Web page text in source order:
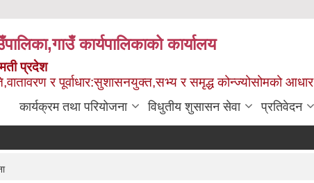
कार्यपालिकाको कार्यालय
प्रदेश
र पूर्वाधार:सुशासनयुक्त,सभ्य र समृद्ध कोन्ज्योसोमको आधार
कार्यक्रम तथा परियोजना विधुतीय शुसासन सेवा प्रतिवेदन